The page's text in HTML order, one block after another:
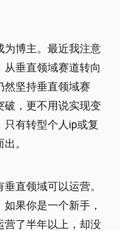
为博主。最近我注意
垂直领域赛道转向
然坚持垂直领域赛
破，更不用说实现变
有转型个人ip或复
。
直领域可以运营。
果你是一个新手，
营了半年以上，却没